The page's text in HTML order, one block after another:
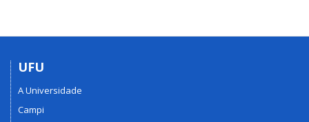
UFU
A Universidade
Campi